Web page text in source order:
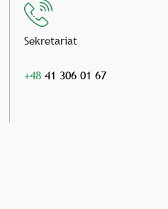
Sekretariat
+48 41 306 01 67